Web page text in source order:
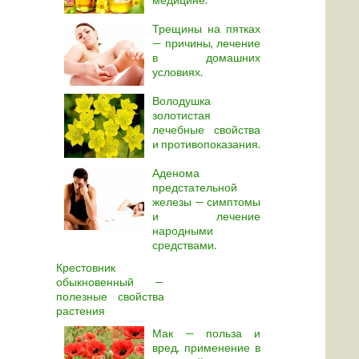
Трещины на пятках
— причины, лечение
в домашних
условиях.
Володушка
золотистая
лечебные свойства
и противопоказания.
Аденома
предстательной
железы — симптомы
и лечение
народными
средствами.
Крестовник
обыкновенный —
полезные свойства
растения
Мак — польза и
вред, применение в